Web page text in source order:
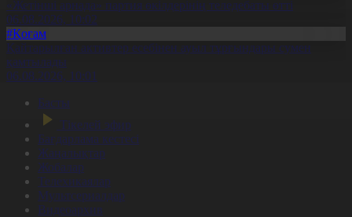
«Жетінші арнада» партия өкілдерінің теледебаты өтті
06.08.2026, 10:02
#Қоғам
Қайтарылған активтер есебінен ауыл тұрғындары сумен
қамтылады
06.08.2026, 10:01
Басты
Тікелей эфир
Бағдарлама кестесі
Жаңалықтар
Жобалар
Телехикаялар
Мультсериалдар
Видеоархив